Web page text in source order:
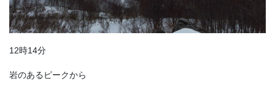
12時14分
岩のあるピークから